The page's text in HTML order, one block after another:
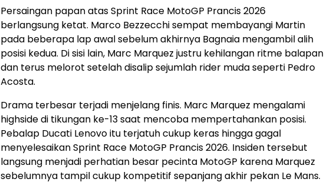
Persaingan papan atas Sprint Race MotoGP Prancis 2026
berlangsung ketat. Marco Bezzecchi sempat membayangi Martin
pada beberapa lap awal sebelum akhirnya Bagnaia mengambil alih
posisi kedua. Di sisi lain, Marc Marquez justru kehilangan ritme balapan
dan terus melorot setelah disalip sejumlah rider muda seperti Pedro
Acosta.
Drama terbesar terjadi menjelang finis. Marc Marquez mengalami
highside di tikungan ke-13 saat mencoba mempertahankan posisi.
Pebalap Ducati Lenovo itu terjatuh cukup keras hingga gagal
menyelesaikan Sprint Race MotoGP Prancis 2026. Insiden tersebut
langsung menjadi perhatian besar pecinta MotoGP karena Marquez
sebelumnya tampil cukup kompetitif sepanjang akhir pekan Le Mans.